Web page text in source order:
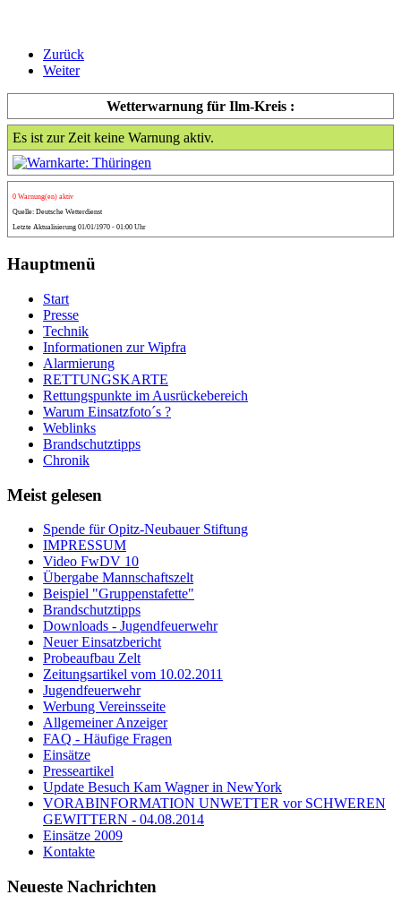
Zurück
Weiter
Wetterwarnung für Ilm-Kreis :
Es ist zur Zeit keine Warnung aktiv.
0 Warnung(en) aktiv
Quelle: Deutsche Wetterdienst
Letzte Aktualisierung 01/01/1970 - 01:00 Uhr
Hauptmenü
Start
Presse
Technik
Informationen zur Wipfra
Alarmierung
RETTUNGSKARTE
Rettungspunkte im Ausrückebereich
Warum Einsatzfoto´s ?
Weblinks
Brandschutztipps
Chronik
Meist gelesen
Spende für Opitz-Neubauer Stiftung
IMPRESSUM
Video FwDV 10
Übergabe Mannschaftszelt
Beispiel "Gruppenstafette"
Brandschutztipps
Downloads - Jugendfeuerwehr
Neuer Einsatzbericht
Probeaufbau Zelt
Zeitungsartikel vom 10.02.2011
Jugendfeuerwehr
Werbung Vereinsseite
Allgemeiner Anzeiger
FAQ - Häufige Fragen
Einsätze
Presseartikel
Update Besuch Kam Wagner in NewYork
VORABINFORMATION UNWETTER vor SCHWEREN
GEWITTERN - 04.08.2014
Einsätze 2009
Kontakte
Neueste Nachrichten